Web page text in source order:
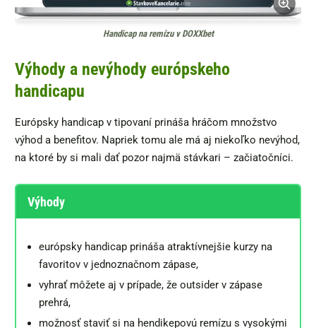
Handicap na remízu v DOXXbet
Výhody a nevýhody európskeho
handicapu
Európsky handicap v tipovaní prináša hráčom množstvo
výhod a benefitov. Napriek tomu ale má aj niekoľko nevýhod,
na ktoré by si mali dať pozor najmä stávkari – začiatočníci.
Výhody
európsky handicap prináša atraktívnejšie kurzy na
favoritov v jednoznačnom zápase,
vyhrať môžete aj v prípade, že outsider v zápase
prehrá,
možnosť staviť si na hendikepovú remízu s vysokými